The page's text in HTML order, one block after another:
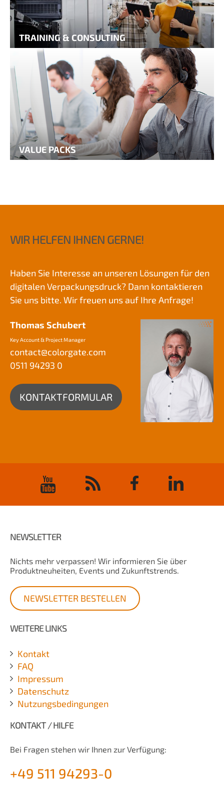
TRAINING & CONSULTING
VALUE PACKS
WIR HELFEN IHNEN GERNE!
Haben Sie Interesse an unseren Lösungen für den
digitalen Verpackungsdruck? Dann kontaktieren
Sie uns bitte. Wir freuen uns auf Ihre Anfrage!
Thomas Schubert
Key Account & Project Manager
contact@colorgate.com
0511 94293 0
KONTAKTFORMULAR
NEWSLETTER
Nichts mehr verpassen! Wir informieren Sie über
Produktneuheiten, Events und Zukunftstrends.
NEWSLETTER BESTELLEN
WEITERE LINKS
Kontakt
FAQ
Impressum
Datenschutz
Nutzungsbedingungen
KONTAKT / HILFE
Bei Fragen stehen wir Ihnen zur Verfügung:
+49 511 94293-0